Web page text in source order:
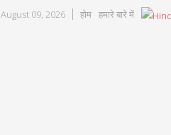
August 09, 2026 होम हमारे बारे में